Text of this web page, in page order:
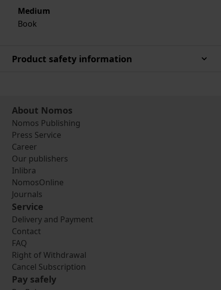
Medium
Book
Product safety information
About Nomos
Nomos Publishing
Press Service
Career
Our publishers
Inlibra
NomosOnline
Journals
Service
Delivery and Payment
Contact
FAQ
Right of Withdrawal
Cancel Subscription
Pay safely